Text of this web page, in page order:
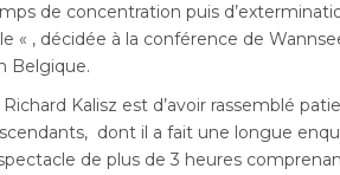
de concentration puis
« , décidée à la conférence de
Belgique.
Kalisz est d’avoir rassemblé
dont il a fait une longue
de plus de 3 heures